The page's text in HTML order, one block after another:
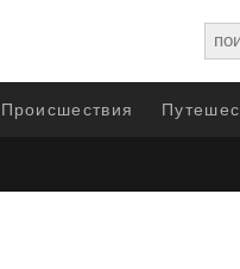
Происшествия